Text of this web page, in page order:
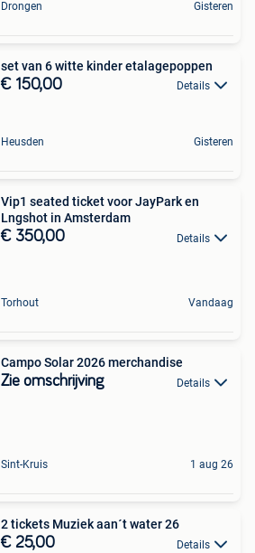
Drongen Gisteren
set van 6 witte kinder etalagepoppen
€ 150,00 Details
Heusden Gisteren
Vip1 seated ticket voor JayPark en
Lngshot in Amsterdam
€ 350,00 Details
Torhout Vandaag
Campo Solar 2026 merchandise
Zie omschrijving Details
Sint-Kruis 1 aug 26
2 tickets Muziek aan´t water 26
€ 25,00 Details